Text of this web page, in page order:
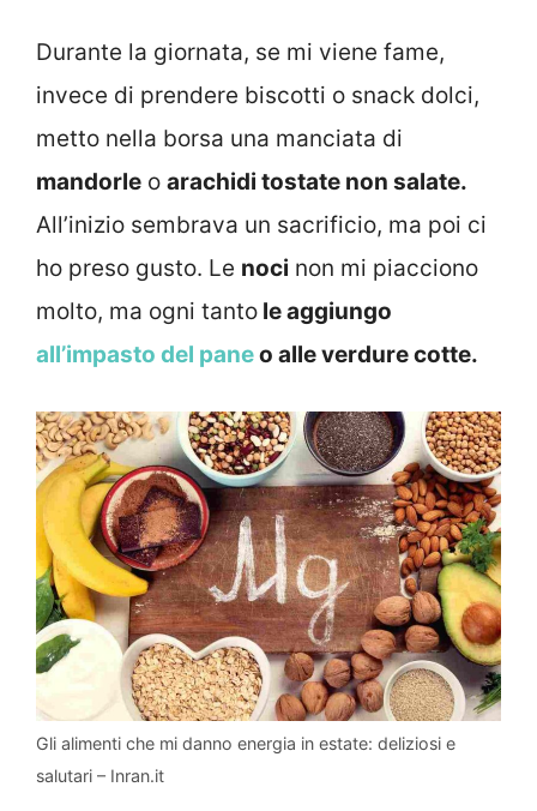
Durante la giornata, se mi viene fame,
invece di prendere biscotti o snack dolci,
metto nella borsa una manciata di
mandorle o arachidi tostate non salate.
All’inizio sembrava un sacrificio, ma poi ci
ho preso gusto. Le noci non mi piacciono
molto, ma ogni tanto le aggiungo
all’impasto del paneo alle verdure cotte.
Gli alimenti che mi danno energia in estate: deliziosi e
salutari – Inran.it